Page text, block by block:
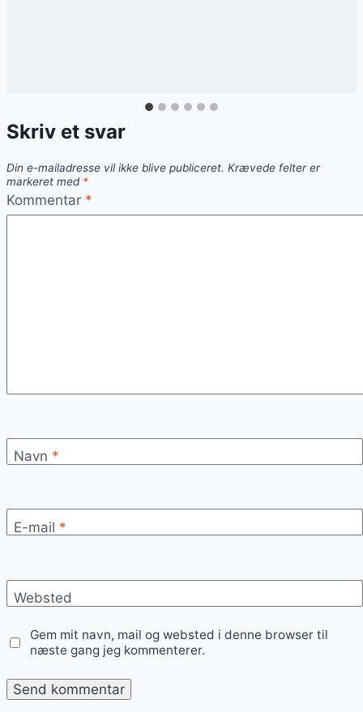
Skriv et svar
Din e-mailadresse vil ikke blive publiceret. Krævede felter er
markeret med *
Kommentar *
Navn *
E-mail *
Websted
Gem mit navn, mail og websted i denne browser til
næste gang jeg kommenterer.